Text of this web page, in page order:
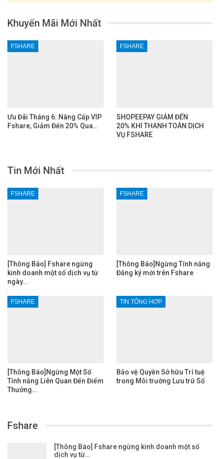
Khuyến Mãi Mới Nhất
FSHARE
Ưu Đãi Tháng 6: Nâng Cấp VIP
Fshare, Giảm Đến 20% Qua…
FSHARE
SHOPEEPAY GIẢM ĐẾN
20% KHI THANH TOÁN DỊCH
VỤ FSHARE
Tin Mới Nhất
FSHARE
[Thông Báo] Fshare ngừng
kinh doanh một số dịch vụ từ
ngày…
FSHARE
[Thông Báo]Ngừng Tính năng
Đăng ký mới trên Fshare
FSHARE
[Thông Báo]Ngừng Một Số
Tính năng Liên Quan Đến Điểm
Thưởng…
TIN TỔNG HỢP
Bảo vệ Quyền Sở hữu Trí tuệ
trong Môi trường Lưu trữ Số
Fshare
[Thông Báo] Fshare ngừng kinh doanh một số
dịch vụ từ…